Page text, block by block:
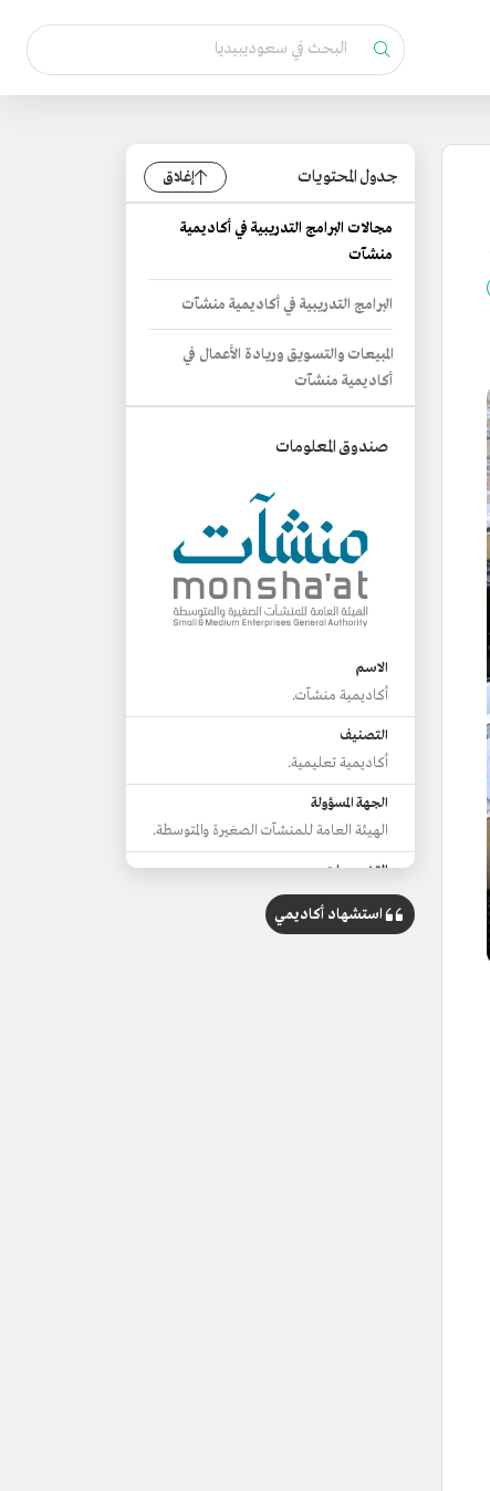
جدول المحتويات إغلاق
مجالات البرامج التدريبية في أكاديمية
منشآت
البرامج التدريبية في أكاديمية منشآت
المبيعات والتسويق وريادة الأعمال في
أكاديمية منشآت
صندوق المعلومات
الاسم
أكاديمية منشآت.
التصنيف
أكاديمية تعليمية.
الجهة المسؤولة
الهيئة العامة للمنشآت الصغيرة والمتوسطة.
التخصصات
الموارد البشرية.
الاستثمار.
استشهاد أكاديمي